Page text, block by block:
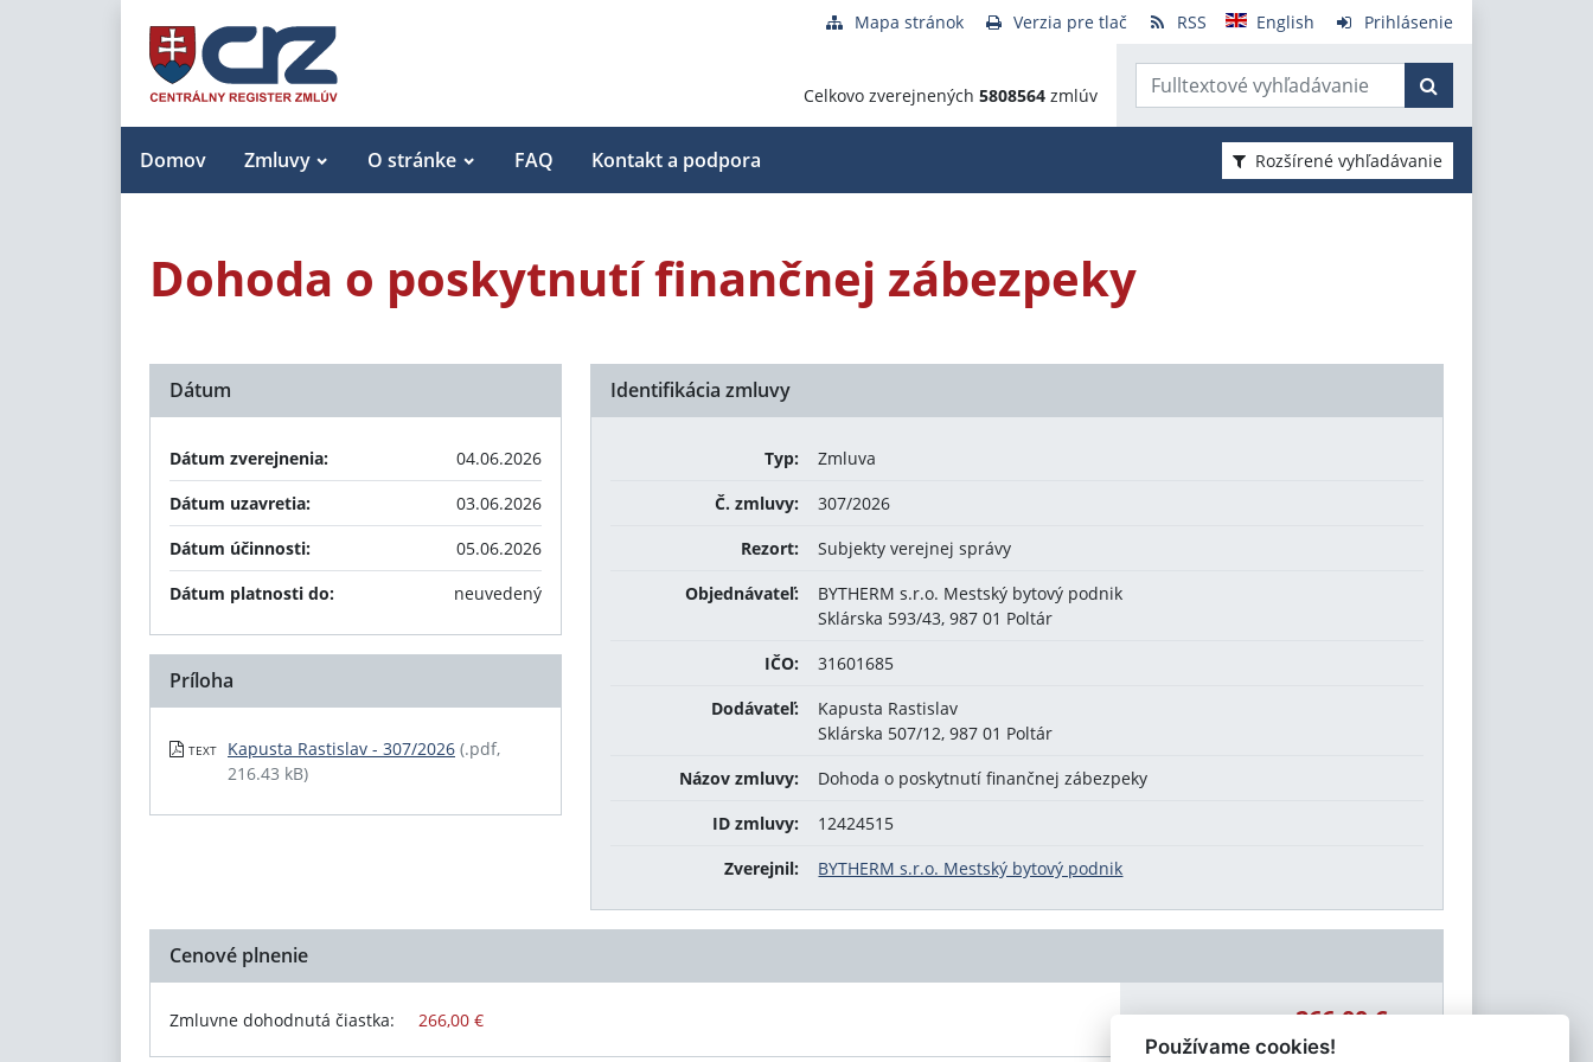
Mapa stránok Verzia pre tlač RSS English Prihlásenie
Celkovo zverejnených 5808564 zmlúv
Domov Zmluvy O stránke FAQ Kontakt a podpora Rozšírené vyhľadávanie
Dohoda o poskytnutí finančnej zábezpeky
Identifikácia zmluvy
Typ:
Zmluva
Č. zmluvy:
307/2026
Rezort:
Subjekty verejnej správy
Objednávateľ:
BYTHERM s.r.o. Mestský bytový podnik
Sklárska 593/43, 987 01 Poltár
IČO:
31601685
Dodávateľ:
Kapusta Rastislav
Sklárska 507/12, 987 01 Poltár
Názov zmluvy:
Dohoda o poskytnutí finančnej zábezpeky
ID zmluvy:
12424515
Zverejnil:
BYTHERM s.r.o. Mestský bytový podnik
Dátum
Dátum zverejnenia:
04.06.2026
Dátum uzavretia:
03.06.2026
Dátum účinnosti:
05.06.2026
Dátum platnosti do:
neuvedený
Príloha
TEXT Kapusta Rastislav - 307/2026 (.pdf,
216.43 kB)
Cenové plnenie
Zmluvne dohodnutá čiastka: 266,00 € Celková čiastka: 266,00 €
Používame cookies!